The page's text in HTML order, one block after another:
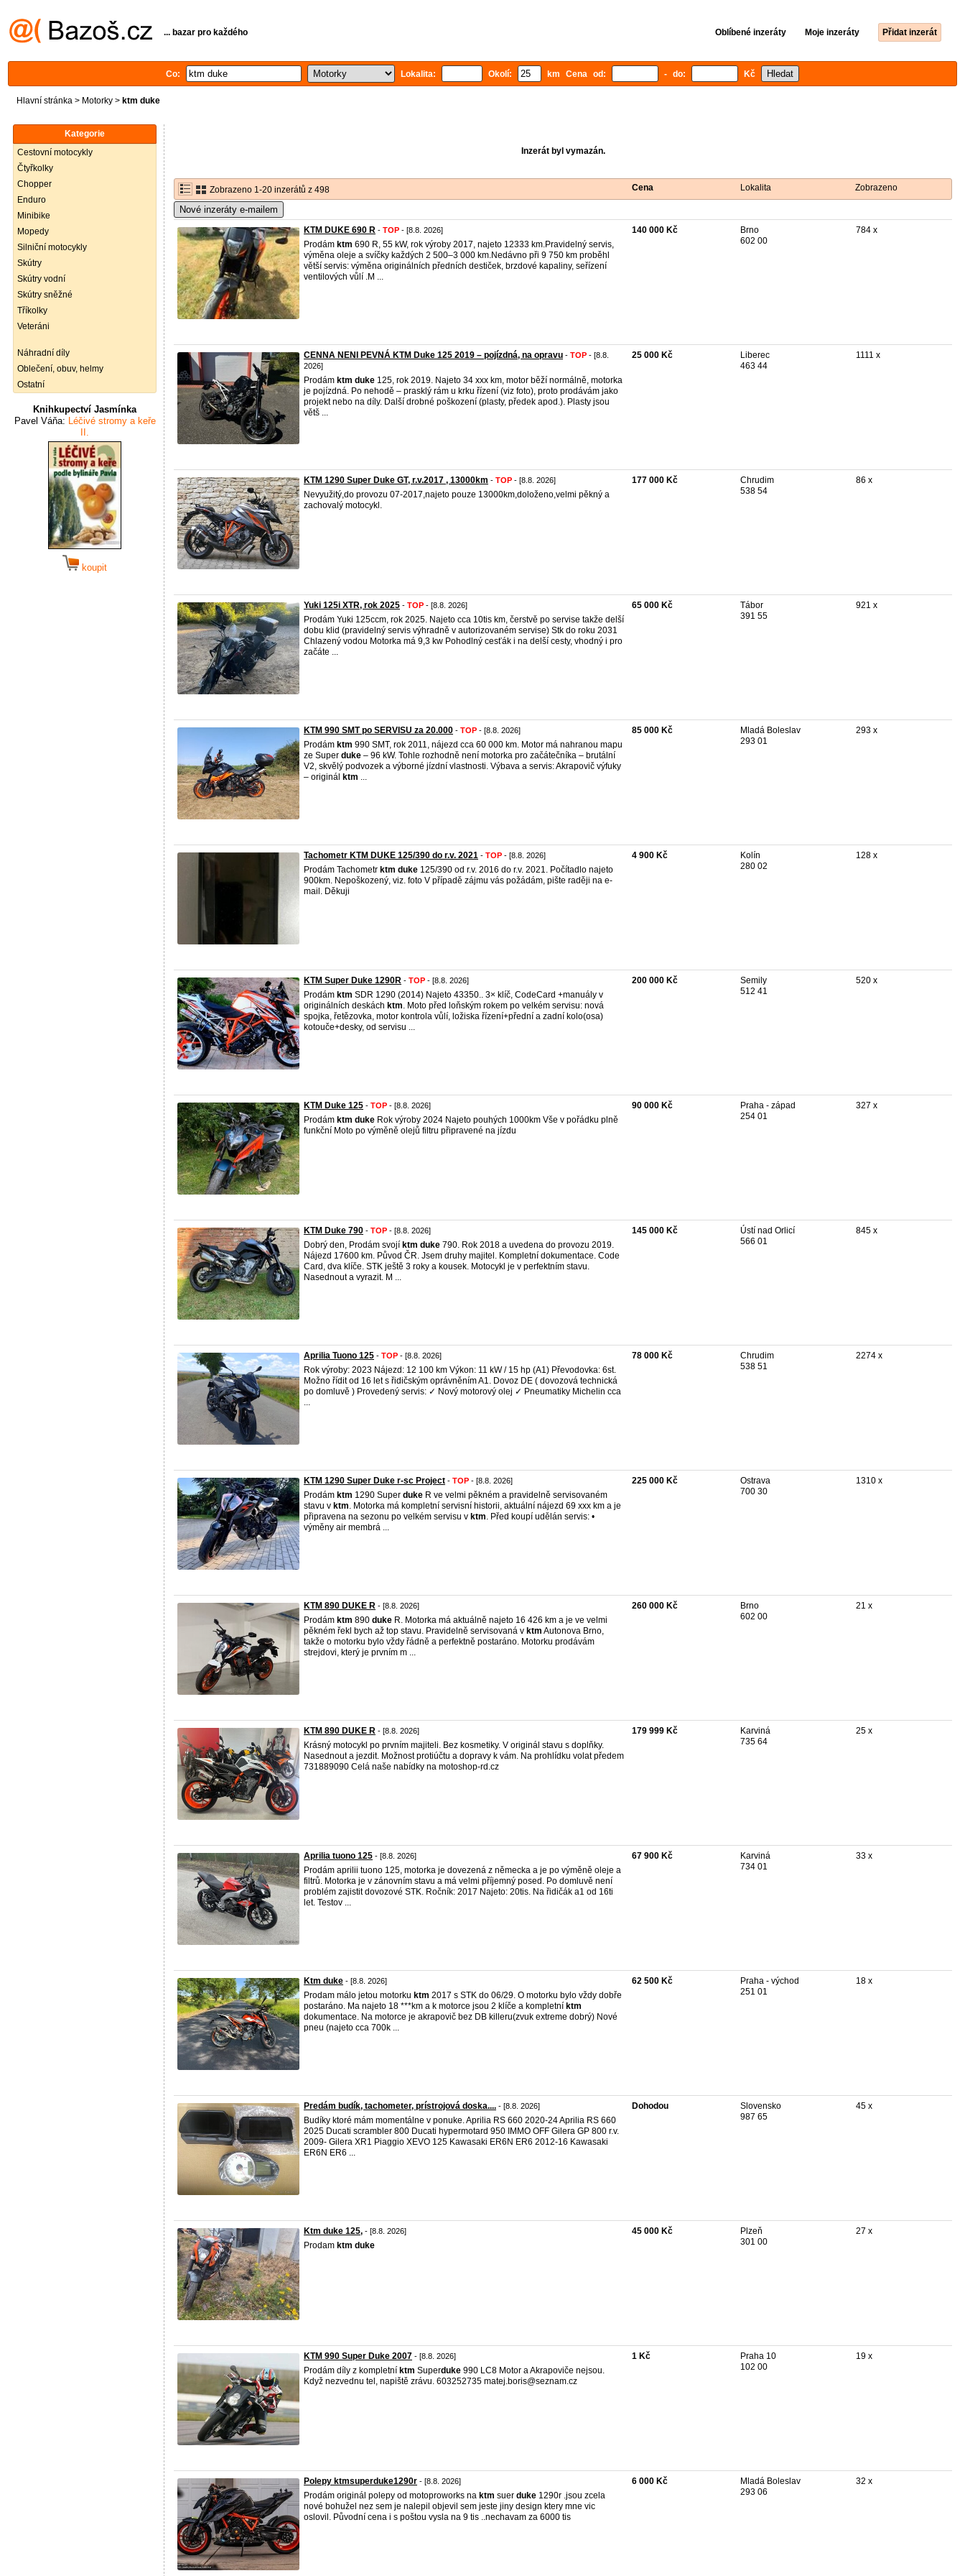
... bazar pro každého Oblíbené inzeráty Moje inzeráty Přidat inzerát
Co: Lokalita: Okolí: km Cena od: - do: Kč
Hlavní stránka > Motorky > ktm duke
Kategorie
Cestovní motocykly
Čtyřkolky
Chopper
Enduro
Minibike
Mopedy
Silniční motocykly
Skútry
Skútry vodní
Skútry sněžné
Tříkolky
Veteráni
Náhradní díly
Oblečení, obuv, helmy
Ostatní
Knihkupectví Jasmínka
Pavel Váňa: Léčivé stromy a keře
II.
koupit
Inzerát byl vymazán.
Zobrazeno 1-20 inzerátů z 498 Cena Lokalita Zobrazeno
Nové inzeráty e-mailem
KTM DUKE 690 R - TOP - [8.8. 2026]
Prodám ktm 690 R, 55 kW, rok výroby 2017, najeto 12333 km.Pravidelný servis,
výměna oleje a svíčky každých 2 500–3 000 km.Nedávno při 9 750 km proběhl
větší servis: výměna originálních předních destiček, brzdové kapaliny, seřízení
ventilových vůlí .M ...
140 000 Kč
Brno
602 00
784 x
CENNA NENI PEVNÁ KTM Duke 125 2019 – pojízdná, na opravu - TOP - [8.8.
2026]
Prodám ktm duke 125, rok 2019. Najeto 34 xxx km, motor běží normálně, motorka
je pojízdná. Po nehodě – prasklý rám u krku řízení (viz foto), proto prodávám jako
projekt nebo na díly. Další drobné poškození (plasty, předek apod.). Plasty jsou
větš ...
25 000 Kč
Liberec
463 44
1111 x
KTM 1290 Super Duke GT, r.v.2017 , 13000km - TOP - [8.8. 2026]
Nevyužitý,do provozu 07-2017,najeto pouze 13000km,doloženo,velmi pěkný a
zachovalý motocykl.
177 000 Kč
Chrudim
538 54
86 x
Yuki 125i XTR, rok 2025 - TOP - [8.8. 2026]
Prodám Yuki 125ccm, rok 2025. Najeto cca 10tis km, čerstvě po servise takže delší
dobu klid (pravidelný servis výhradně v autorizovaném servise) Stk do roku 2031
Chlazený vodou Motorka má 9,3 kw Pohodlný cesťák i na delší cesty, vhodný i pro
začáte ...
65 000 Kč
Tábor
391 55
921 x
KTM 990 SMT po SERVISU za 20.000 - TOP - [8.8. 2026]
Prodám ktm 990 SMT, rok 2011, nájezd cca 60 000 km. Motor má nahranou mapu
ze Super duke – 96 kW. Tohle rozhodně není motorka pro začátečníka – brutální
V2, skvělý podvozek a výborné jízdní vlastnosti. Výbava a servis: Akrapovič výfuky
– originál ktm ...
85 000 Kč
Mladá Boleslav
293 01
293 x
Tachometr KTM DUKE 125/390 do r.v. 2021 - TOP - [8.8. 2026]
Prodám Tachometr ktm duke 125/390 od r.v. 2016 do r.v. 2021. Počítadlo najeto
900km. Nepoškozený, viz. foto V případě zájmu vás požádám, pište raději na e-
mail. Děkuji
4 900 Kč
Kolín
280 02
128 x
KTM Super Duke 1290R - TOP - [8.8. 2026]
Prodám ktm SDR 1290 (2014) Najeto 43350.. 3× klíč, CodeCard +manuály v
originálních deskách ktm. Moto před loňským rokem po velkém servisu: nová
spojka, řetězovka, motor kontrola vůlí, ložiska řízení+přední a zadní kolo(osa)
kotouče+desky, od servisu ...
200 000 Kč
Semily
512 41
520 x
KTM Duke 125 - TOP - [8.8. 2026]
Prodám ktm duke Rok výroby 2024 Najeto pouhých 1000km Vše v pořádku plně
funkční Moto po výměně olejů filtru připravené na jízdu
90 000 Kč
Praha - západ
254 01
327 x
KTM Duke 790 - TOP - [8.8. 2026]
Dobrý den, Prodám svojí ktm duke 790. Rok 2018 a uvedena do provozu 2019.
Nájezd 17600 km. Původ ČR. Jsem druhy majitel. Kompletní dokumentace. Code
Card, dva klíče. STK ještě 3 roky a kousek. Motocykl je v perfektním stavu.
Nasednout a vyrazit. M ...
145 000 Kč
Ústí nad Orlicí
566 01
845 x
Aprilia Tuono 125 - TOP - [8.8. 2026]
Rok výroby: 2023 Nájezd: 12 100 km Výkon: 11 kW / 15 hp (A1) Převodovka: 6st.
Možno řídit od 16 let s řidičským oprávněním A1. Dovoz DE ( dovozová technická
po domluvě ) Provedený servis: ✓ Nový motorový olej ✓ Pneumatiky Michelin cca
...
78 000 Kč
Chrudim
538 51
2274 x
KTM 1290 Super Duke r-sc Project - TOP - [8.8. 2026]
Prodám ktm 1290 Super duke R ve velmi pěkném a pravidelně servisovaném
stavu v ktm. Motorka má kompletní servisní historii, aktuální nájezd 69 xxx km a je
připravena na sezonu po velkém servisu v ktm. Před koupí udělán servis: •
výměny air membrá ...
225 000 Kč
Ostrava
700 30
1310 x
KTM 890 DUKE R - [8.8. 2026]
Prodám ktm 890 duke R. Motorka má aktuálně najeto 16 426 km a je ve velmi
pěkném řekl bych až top stavu. Pravidelně servisovaná v ktm Autonova Brno,
takže o motorku bylo vždy řádně a perfektně postaráno. Motorku prodávám
strejdovi, který je prvním m ...
260 000 Kč
Brno
602 00
21 x
KTM 890 DUKE R - [8.8. 2026]
Krásný motocykl po prvním majiteli. Bez kosmetiky. V originál stavu s doplňky.
Nasednout a jezdit. Možnost protiúčtu a dopravy k vám. Na prohlídku volat předem
731889090 Celá naše nabídky na motoshop-rd.cz
179 999 Kč
Karviná
735 64
25 x
Aprilia tuono 125 - [8.8. 2026]
Prodám aprilii tuono 125, motorka je dovezená z německa a je po výměně oleje a
filtrů. Motorka je v zánovním stavu a má velmi příjemný posed. Po domluvě není
problém zajistit dovozové STK. Ročník: 2017 Najeto: 20tis. Na řidičák a1 od 16ti
let. Testov ...
67 900 Kč
Karviná
734 01
33 x
Ktm duke - [8.8. 2026]
Prodam málo jetou motorku ktm 2017 s STK do 06/29. O motorku bylo vždy dobře
postaráno. Ma najeto 18 ***km a k motorce jsou 2 klíče a kompletní ktm
dokumentace. Na motorce je akrapovič bez DB killeru(zvuk extreme dobrý) Nové
pneu (najeto cca 700k ...
62 500 Kč
Praha - východ
251 01
18 x
Predám budík, tachometer, prístrojová doska.... - [8.8. 2026]
Budíky ktoré mám momentálne v ponuke. Aprilia RS 660 2020-24 Aprilia RS 660
2025 Ducati scrambler 800 Ducati hypermotard 950 IMMO OFF Gilera GP 800 r.v.
2009- Gilera XR1 Piaggio XEVO 125 Kawasaki ER6N ER6 2012-16 Kawasaki
ER6N ER6 ...
Dohodou
Slovensko
987 65
45 x
Ktm duke 125, - [8.8. 2026]
Prodam ktm duke
45 000 Kč
Plzeň
301 00
27 x
KTM 990 Super Duke 2007 - [8.8. 2026]
Prodám díly z kompletní ktm Superduke 990 LC8 Motor a Akrapoviče nejsou.
Když nezvednu tel, napiště zrávu. 603252735 matej.boris@seznam.cz
1 Kč
Praha 10
102 00
19 x
Polepy ktmsuperduke1290r - [8.8. 2026]
Prodám originál polepy od motoproworks na ktm suer duke 1290r .jsou zcela
nové bohužel nez sem je nalepil objevil sem jeste jiny design ktery mne vic
oslovil. Původní cena i s poštou vysla na 9 tis ..nechavam za 6000 tis
6 000 Kč
Mladá Boleslav
293 06
32 x